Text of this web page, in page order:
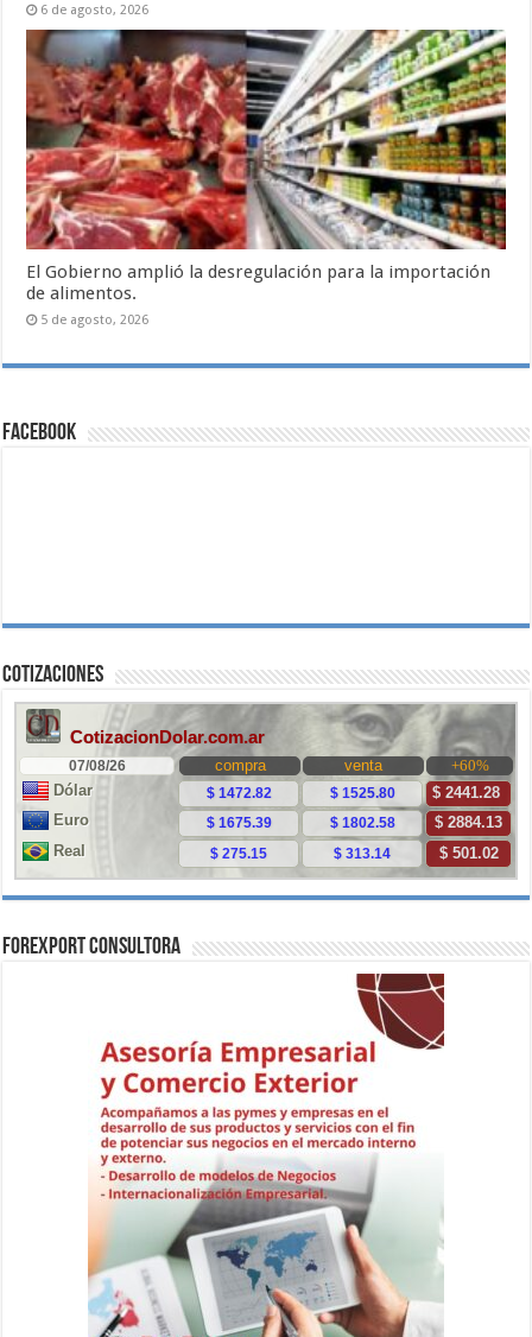
6 de agosto, 2026
El Gobierno amplió la desregulación para la importación
de alimentos.
5 de agosto, 2026
Facebook
Cotizaciones
ForExport Consultora